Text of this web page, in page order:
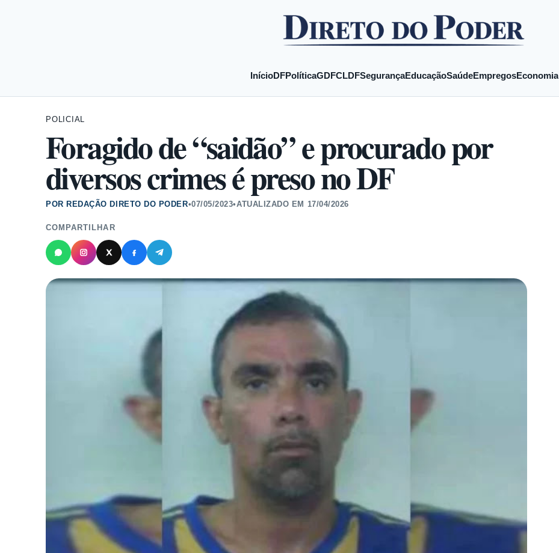
InícioDFPolíticaGDFCLDFSegurançaEducaçãoSaúdeEmpregosEconomia
POLICIAL
Foragido de “saidão” e procurado por
diversos crimes é preso no DF
POR REDAÇÃO DIRETO DO PODER•07/05/2023•ATUALIZADO EM 17/04/2026
COMPARTILHAR